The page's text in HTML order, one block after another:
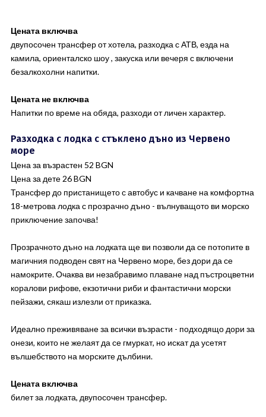
Цената включва
двупосочен трансфер от хотела, разходка с АТВ, езда на
камила, ориенталско шоу , закуска или вечеря с включени
безалкохолни напитки.
Цената не включва
Напитки по време на обяда, разходи от личен характер.
Разходка с лодка с стъклено дъно из Червено
море
Цена за възрастен 52 BGN
Цена за дете 26 BGN
Трансфер до пристанището с автобус и качване на комфортна
18-метрова лодка с прозрачно дъно - вълнуващото ви морско
приключение започва!
Прозрачното дъно на лодката ще ви позволи да се потопите в
магичния подводен свят на Червено море, без дори да се
намокрите. Очаква ви незабравимо плаване над пъстроцветни
коралови рифове, екзотични риби и фантастични морски
пейзажи, сякаш излезли от приказка.
Идеално преживяване за всички възрасти - подходящо дори за
онези, които не желаят да се гмуркат, но искат да усетят
вълшебството на морските дълбини.
Цената включва
билет за лодката, двупосочен трансфер.